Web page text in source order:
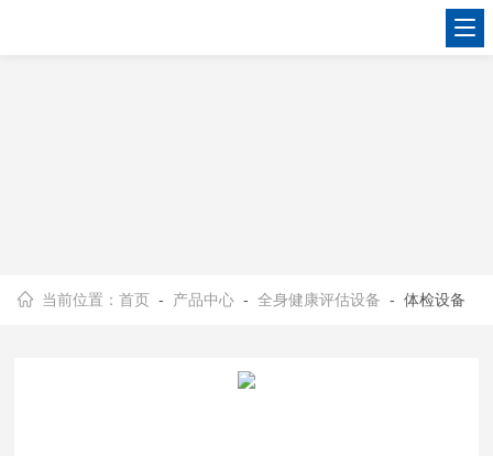
当前位置：首页 - 产品中心 -全身健康评估设备 - 体检设备